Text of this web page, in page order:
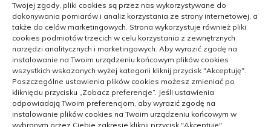
Twojej zgody, pliki cookies są przez nas wykorzystywane do
dokonywania pomiarów i analiz korzystania ze strony internetowej, a
także do celów marketingowych. Strona wykorzystuje również pliki
cookies podmiotów trzecich w celu korzystania z zewnętrznych
narzędzi analitycznych i marketingowych. Aby wyrazić zgodę na
instalowanie na Twoim urządzeniu końcowym plików cookies
wszystkich wskazanych wyżej kategorii kliknij przycisk "Akceptuję".
Poszczególne ustawienia plików cookies możesz zmieniać po
kliknięciu przycisku „Zobacz preferencje”. Jeśli ustawienia
odpowiadają Twoim preferencjom, aby wyrazić zgodę na
instalowanie plików cookies na Twoim urządzeniu końcowym w
wybranym przez Ciebie zakresie kliknij przycisk "Akceptuję".
Archiwalne
Archiwalne